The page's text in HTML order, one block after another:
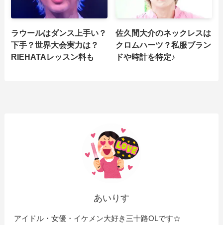
ラウールはダンス上手い？
下手？世界大会実力は？
RIEHATAレッスン料も
佐久間大介のネックレスは
クロムハーツ？私服ブラン
ドや時計を特定♪
あいりす
アイドル・女優・イケメン大好き三十路OLです☆